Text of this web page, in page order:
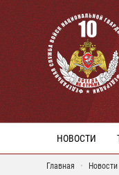
НОВОСТИ
Главная Новости